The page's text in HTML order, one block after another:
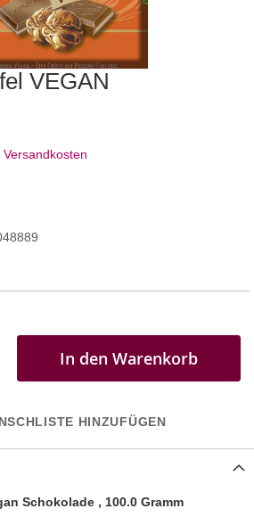
VEGAN
Versandkosten
In den Warenkorb
HINZUFÜGEN
Schokolade , 100.0 Gramm